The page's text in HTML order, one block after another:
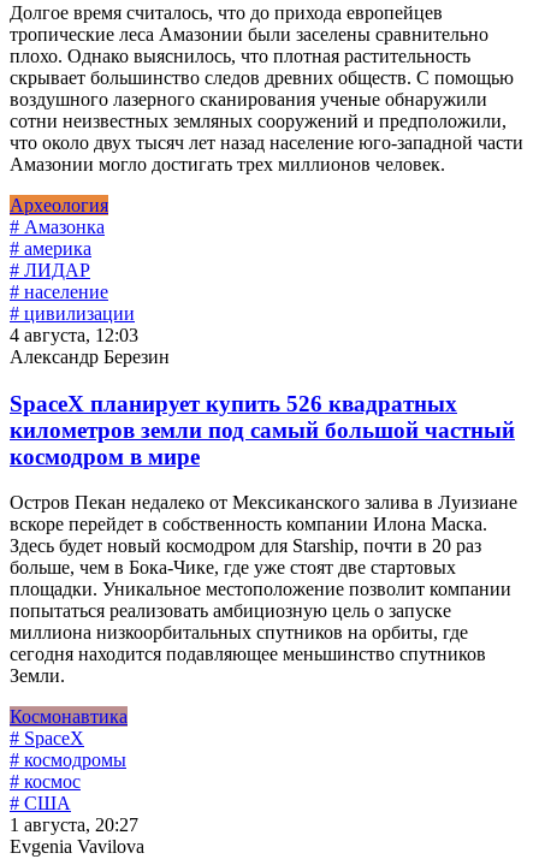
Долгое время считалось, что до прихода европейцев
тропические леса Амазонии были заселены сравнительно
плохо. Однако выяснилось, что плотная растительность
скрывает большинство следов древних обществ. С помощью
воздушного лазерного сканирования ученые обнаружили
сотни неизвестных земляных сооружений и предположили,
что около двух тысяч лет назад население юго-западной части
Амазонии могло достигать трех миллионов человек.
Археология
# Амазонка
# америка
# ЛИДАР
# население
# цивилизации
4 августа, 12:03
Александр Березин
SpaceX планирует купить 526 квадратных
километров земли под самый большой частный
космодром в мире
Остров Пекан недалеко от Мексиканского залива в Луизиане
вскоре перейдет в собственность компании Илона Маска.
Здесь будет новый космодром для Starship, почти в 20 раз
больше, чем в Бока-Чике, где уже стоят две стартовых
площадки. Уникальное местоположение позволит компании
попытаться реализовать амбициозную цель о запуске
миллиона низкоорбитальных спутников на орбиты, где
сегодня находится подавляющее меньшинство спутников
Земли.
Космонавтика
# SpaceX
# космодромы
# космос
# США
1 августа, 20:27
Evgenia Vavilova